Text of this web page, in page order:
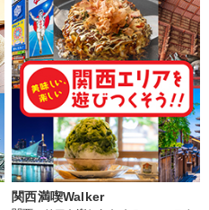
関西満喫Walker